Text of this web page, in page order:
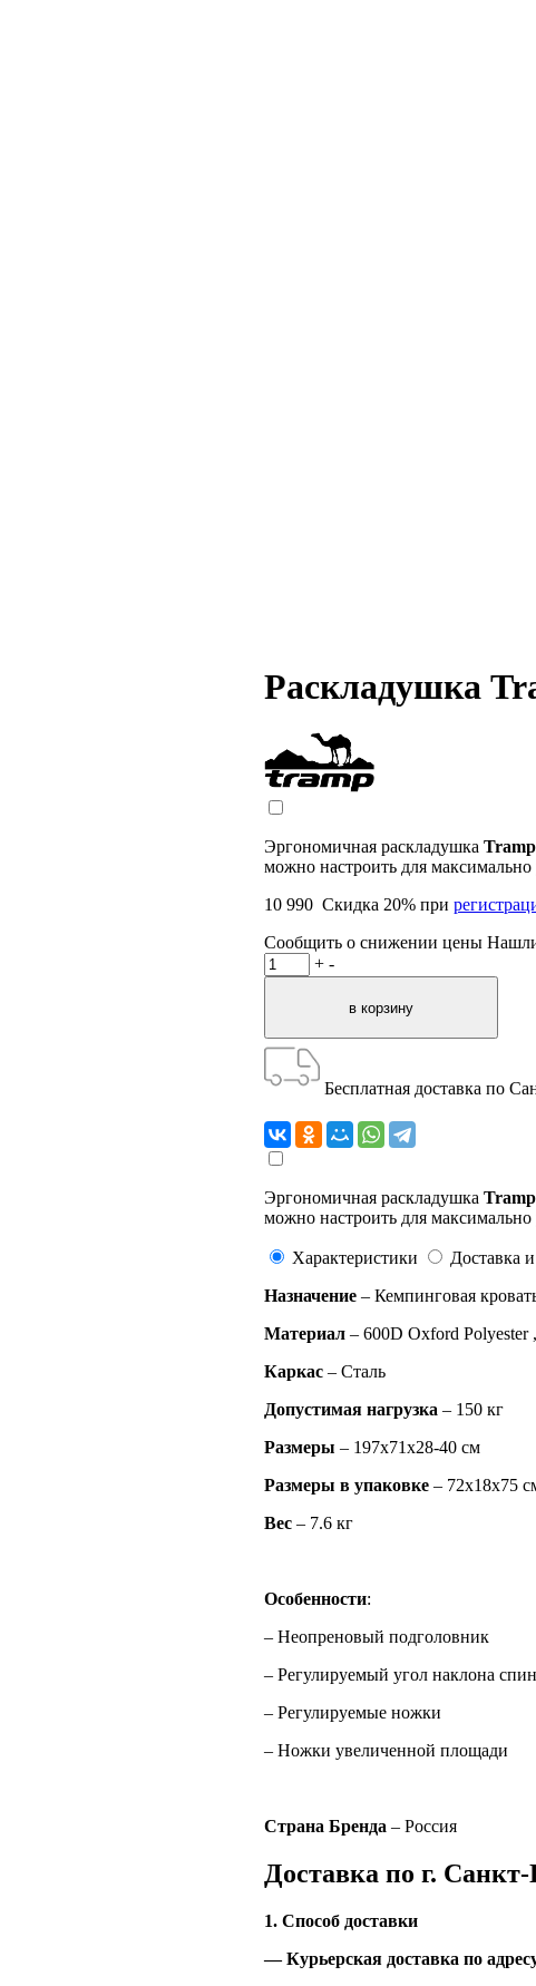
Раскладушка
Эргономичная раскладушка
можно настроить для
10 990 Скидка 20% при
Сообщить о снижении цены
+ -
Бесплатная доставка по
Эргономичная раскладушка
можно настроить для
Характеристики Доставка
Назначение – Кемпинговая
Материал – 600D Oxford Polyester
Каркас – Сталь
Допустимая нагрузка – 150 кг
Размеры – 197х71х28-40 см
Размеры в упаковке – 72х18х75
Вес – 7.6 кг
Особенности:
– Неопреновый подголовник
– Регулируемый угол наклона
– Регулируемые ножки
– Ножки увеличенной площади
Страна Бренда – Россия
Доставка по г.
1. Способ доставки
— Курьерская доставка по